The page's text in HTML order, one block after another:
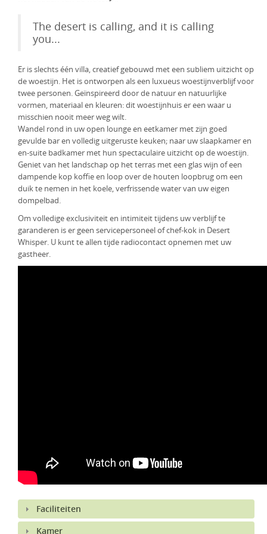
Zambia
Zuid-Afrika
The desert is calling, and it is calling
you...
Er is slechts één villa, creatief gebouwd met een subliem uitzicht op
de woestijn. Het is ontworpen als een luxueus woestijnverblijf voor
twee personen. Geïnspireerd door de natuur en natuurlijke
vormen, materiaal en kleuren: dit woestijnhuis er een waar u
misschien nooit meer weg wilt.
Wandel rond in uw open lounge en eetkamer met zijn goed
gevulde bar en volledig uitgeruste keuken; naar uw slaapkamer en
en-suite badkamer met hun spectaculaire uitzicht op de woestijn.
Geniet van het landschap op het terras met een glas wijn of een
dampende kop koffie en loop over de houten loopbrug om een
duik te nemen in het koele, verfrissende water van uw eigen
dompelbad.
Om volledige exclusiviteit en intimiteit tijdens uw verblijf te
garanderen is er geen servicepersoneel of chef-kok in Desert
Whisper. U kunt te allen tijde radiocontact opnemen met uw
gastheer.
Faciliteiten
Kamer